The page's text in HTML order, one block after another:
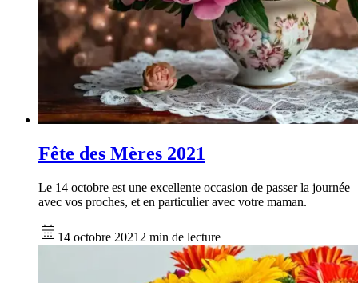
Fête des Mères 2021
Le 14 octobre est une excellente occasion de passer la journée
avec vos proches, et en particulier avec votre maman.
14 octobre 2021 2 min de lecture